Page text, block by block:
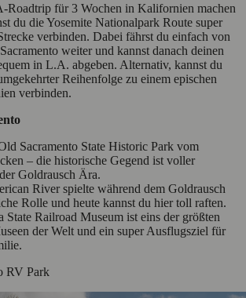
Roadtrip für 3 Wochen in Kalifornien machen
du die Yosemite Nationalpark Route super
verbinden. Dabei fährst du einfach von
weiter und kannst danach deinen
in L.A. abgeben. Alternativ, kannst du
Reihenfolge zu einem epischen
verbinden.
Sacramento State Historic Park vom
– die historische Gegend ist voller
Goldrausch Ära.
River spielte während dem Goldrausch
Rolle und heute kannst du hier toll raften.
State Railroad Museum ist eins der größten
der Welt und ein super Ausflugsziel für
RV Park